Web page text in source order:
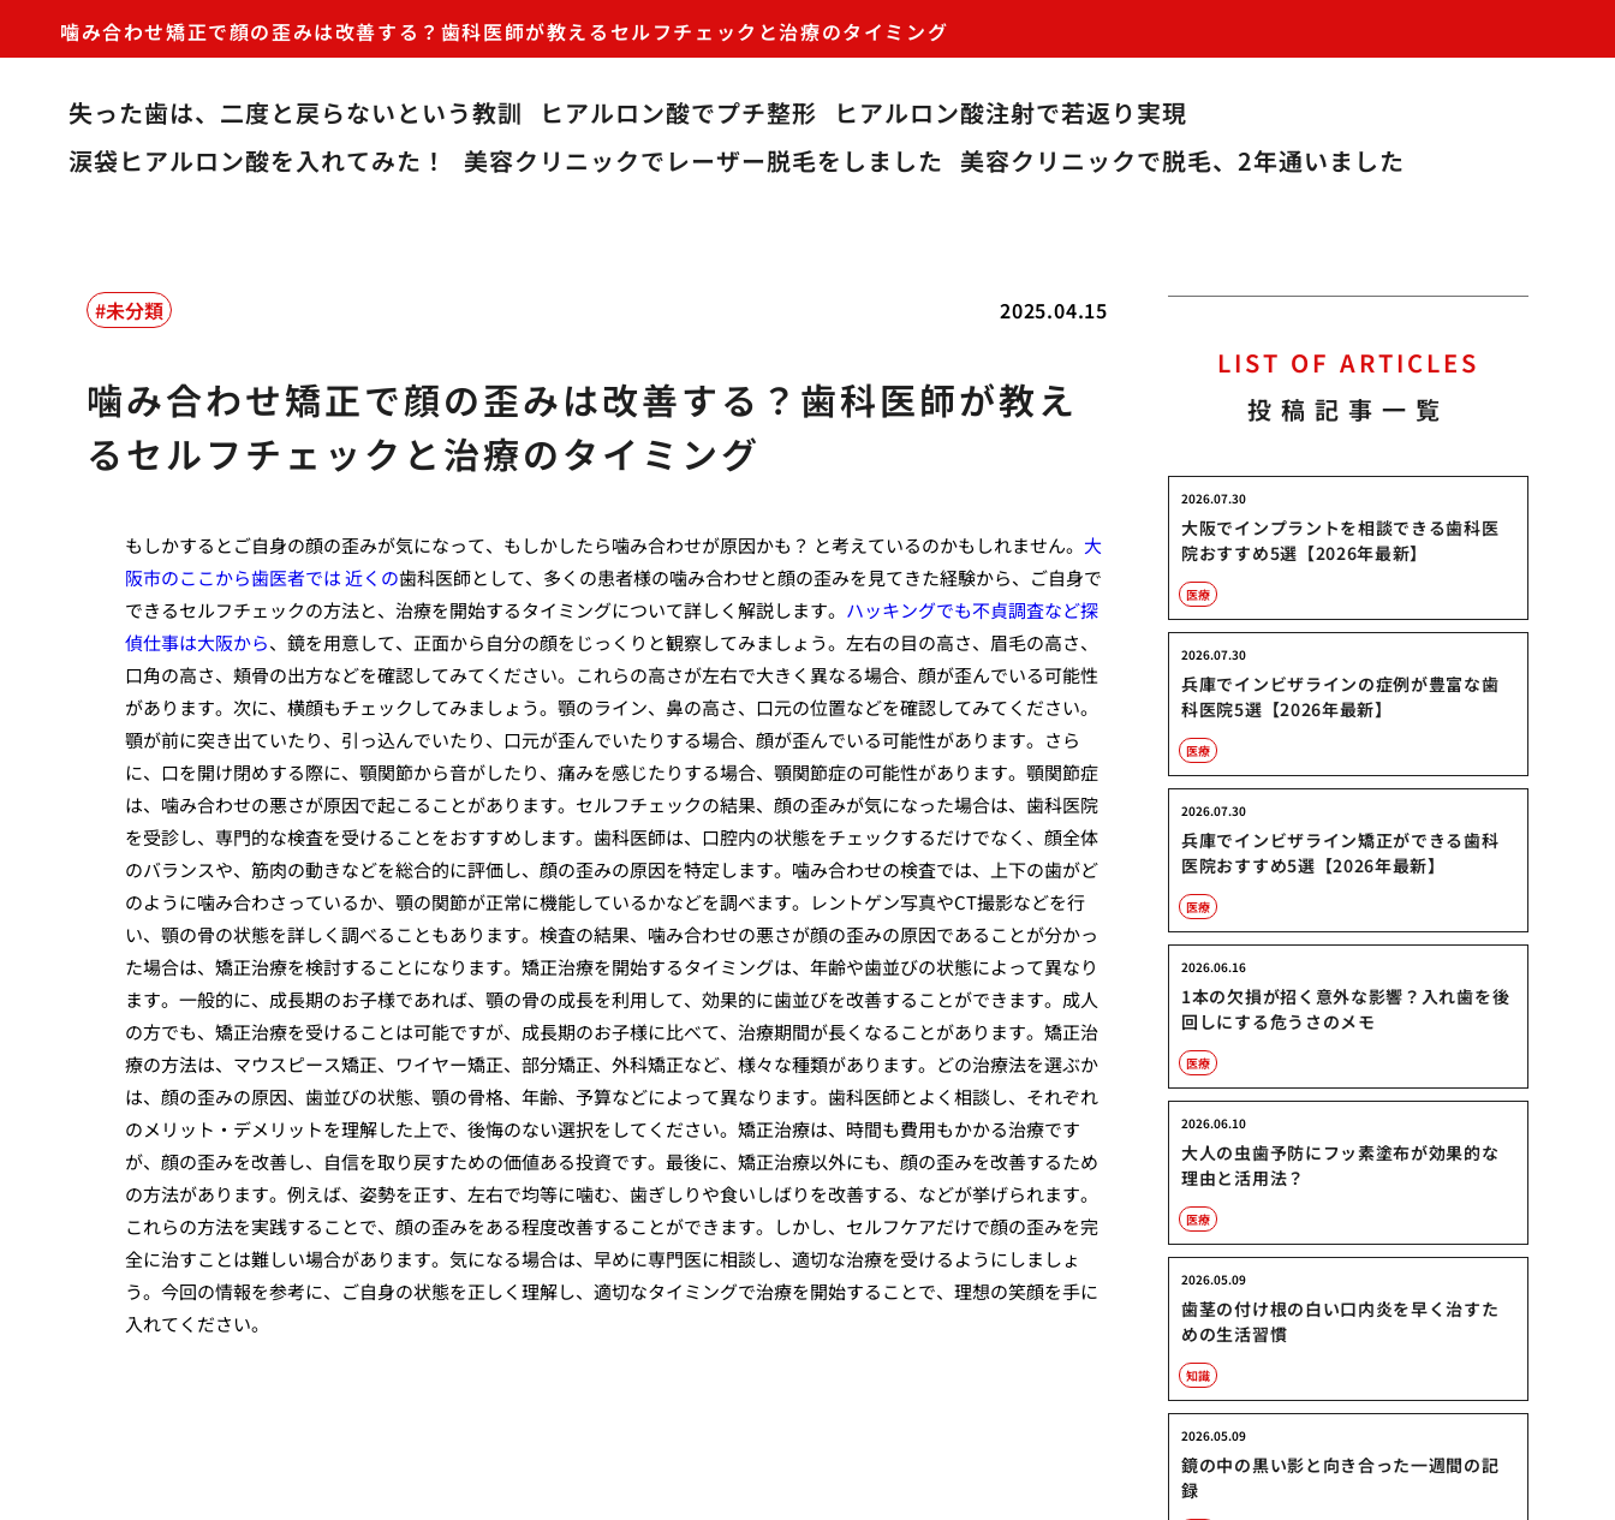
噛み合わせ矯正で顔の歪みは改善する？歯科医師が教えるセルフチェックと治療のタイミング
失った歯は、二度と戻らないという教訓 ヒアルロン酸でプチ整形
ヒアルロン酸注射で若返り実現
涙袋ヒアルロン酸を入れてみた！
美容クリニックでレーザー脱毛をしました 美容クリニックで脱毛、2年通いました
2025.04.15
未分類
噛み合わせ矯正で顔の歪みは改善する？歯科医師が教え
るセルフチェックと治療のタイミング
もしかするとご自身の顔の歪みが気になって、もしかしたら噛み合わせが原因かも？ と考えているのかもしれません。 大
阪市のここから歯医者では 近くの歯科医師として、多くの患者様の噛み合わせと顔の歪みを見てきた経験から、ご自身で
できるセルフチェックの方法と、治療を開始するタイミングについて詳しく解説します。 ハッキングでも不貞調査など探
偵仕事は大阪から、鏡を用意して、正面から自分の顔をじっくりと観察してみましょう。左右の目の高さ、眉毛の高さ、
口角の高さ、頬骨の出方などを確認してみてください。これらの高さが左右で大きく異なる場合、顔が歪んでいる可能性
があります。次に、横顔もチェックしてみましょう。顎のライン、鼻の高さ、口元の位置などを確認してみてください。
顎が前に突き出ていたり、引っ込んでいたり、口元が歪んでいたりする場合、顔が歪んでいる可能性があります。さら
に、口を開け閉めする際に、顎関節から音がしたり、痛みを感じたりする場合、顎関節症の可能性があります。顎関節症
は、噛み合わせの悪さが原因で起こることがあります。セルフチェックの結果、顔の歪みが気になった場合は、歯科医院
を受診し、専門的な検査を受けることをおすすめします。歯科医師は、口腔内の状態をチェックするだけでなく、顔全体
のバランスや、筋肉の動きなどを総合的に評価し、顔の歪みの原因を特定します。噛み合わせの検査では、上下の歯がど
のように噛み合わさっているか、顎の関節が正常に機能しているかなどを調べます。レントゲン写真やCT撮影などを行
い、顎の骨の状態を詳しく調べることもあります。検査の結果、噛み合わせの悪さが顔の歪みの原因であることが分かっ
た場合は、矯正治療を検討することになります。矯正治療を開始するタイミングは、年齢や歯並びの状態によって異なり
ます。一般的に、成長期のお子様であれば、顎の骨の成長を利用して、効果的に歯並びを改善することができます。成人
の方でも、矯正治療を受けることは可能ですが、成長期のお子様に比べて、治療期間が長くなることがあります。矯正治
療の方法は、マウスピース矯正、ワイヤー矯正、部分矯正、外科矯正など、様々な種類があります。どの治療法を選ぶか
は、顔の歪みの原因、歯並びの状態、顎の骨格、年齢、予算などによって異なります。歯科医師とよく相談し、それぞれ
のメリット・デメリットを理解した上で、後悔のない選択をしてください。矯正治療は、時間も費用もかかる治療です
が、顔の歪みを改善し、自信を取り戻すための価値ある投資です。最後に、矯正治療以外にも、顔の歪みを改善するため
の方法があります。例えば、姿勢を正す、左右で均等に噛む、歯ぎしりや食いしばりを改善する、などが挙げられます。
これらの方法を実践することで、顔の歪みをある程度改善することができます。しかし、セルフケアだけで顔の歪みを完
全に治すことは難しい場合があります。気になる場合は、早めに専門医に相談し、適切な治療を受けるようにしましょ
う。今回の情報を参考に、ご自身の状態を正しく理解し、適切なタイミングで治療を開始することで、理想の笑顔を手に
入れてください。
LIST OF ARTICLES
投稿記事一覧
大阪でインプラントを相談できる歯科医
院おすすめ5選【2026年最新】
2026.07.30
医療
兵庫でインビザラインの症例が豊富な歯
科医院5選【2026年最新】
2026.07.30
医療
兵庫でインビザライン矯正ができる歯科
医院おすすめ5選【2026年最新】
2026.07.30
医療
1本の欠損が招く意外な影響？入れ歯を後
回しにする危うさのメモ
2026.06.16
医療
大人の虫歯予防にフッ素塗布が効果的な
理由と活用法？
2026.06.10
医療
歯茎の付け根の白い口内炎を早く治すた
めの生活習慣
2026.05.09
知識
鏡の中の黒い影と向き合った一週間の記
録
2026.05.09